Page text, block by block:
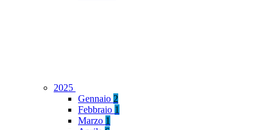
2025
Gennaio 2
Febbraio 1
Marzo 1